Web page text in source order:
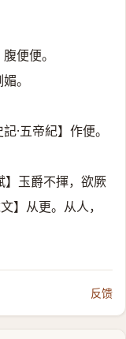
便便。
。
·五帝紀】作便。
】玉爵不揮，欲厥
】从更。从人，
反馈